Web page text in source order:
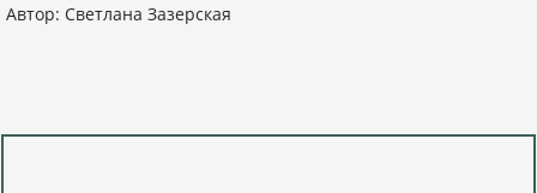
Автор: Светлана Зазерская